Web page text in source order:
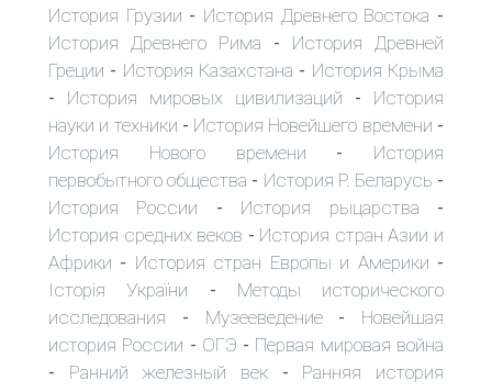
История Грузии - История Древнего Востока -
История Древнего Рима - История Древней
Греции - История Казахстана - История Крыма
- История мировых цивилизаций - История
науки и техники - История Новейшего времени -
История Нового времени - История
первобытного общества - История Р. Беларусь -
История России - История рыцарства -
История средних веков - История стран Азии и
Африки - История стран Европы и Америки -
Історія України - Методы исторического
исследования - Музееведение- Новейшая
история России - ОГЭ - Первая мировая война
- Ранний железный век - Ранняя история